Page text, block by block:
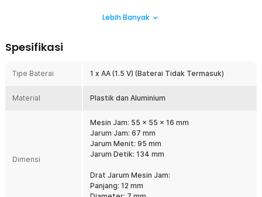
Overview
Jam dinding Anda rusak? Tetap tidak bisa menyala meski baterai sudah
Mesin jam dinding ini hadir dengan movement Quartz yang dikenal
dilengkapi fitur silent movement sehingga tidak akan mengganggu
Mesin jam dinding ini menggunakan movement berjenis Quartz
yang terkenal karena ketepatan dan akurasinya. Mesin ini dibuat
dengan perhitungan khusus sehingga dapat menunjukkan waktu
dengan presisi. Tak hanya itu, movement Quartz juga banyak
Lebih Banyak
Spesifikasi
Tipe Baterai 1 x AA (1.5 V) (Baterai Tidak Termasuk)
Material Plastik dan Aluminium
Dimensi
Mesin Jam: 55 x 55 x 16 mm
Jarum Jam: 67 mm
Jarum Menit: 95 mm
Jarum Detik: 134 mm
Drat Jarum Mesin Jam:
Panjang: 12 mm